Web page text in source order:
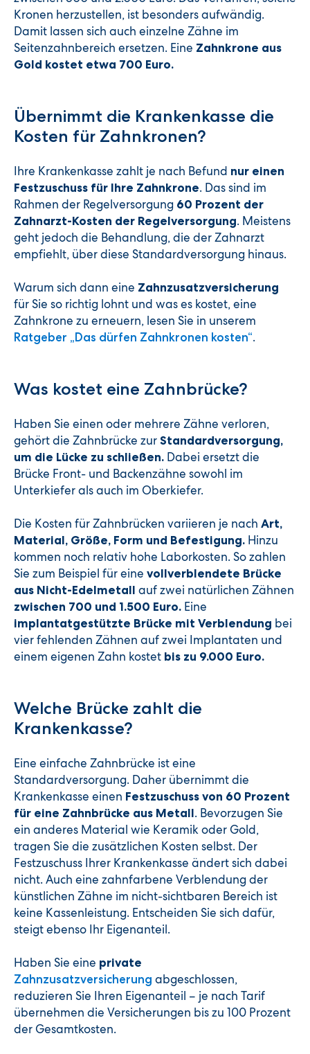
Kronen herzustellen, ist besonders aufwändig.
Damit lassen sich auch einzelne Zähne im
Seitenzahnbereich ersetzen. Eine Zahnkrone aus
Gold kostet etwa 700 Euro.
Übernimmt die Krankenkasse die
Kosten für Zahnkronen?
Ihre Krankenkasse zahlt je nach Befund nur einen
Festzuschuss für Ihre Zahnkrone. Das sind im
Rahmen der Regelversorgung 60 Prozent der
Zahnarzt-Kosten der Regelversorgung. Meistens
geht jedoch die Behandlung, die der Zahnarzt
empfiehlt, über diese Standardversorgung hinaus.
Warum sich dann eine Zahnzusatzversicherung
für Sie so richtig lohnt und was es kostet, eine
Zahnkrone zu erneuern, lesen Sie in unserem
Ratgeber „Das dürfen Zahnkronen kosten“.
Was kostet eine Zahnbrücke?
Haben Sie einen oder mehrere Zähne verloren,
gehört die Zahnbrücke zur Standardversorgung,
um die Lücke zu schließen. Dabei ersetzt die
Brücke Front- und Backenzähne sowohl im
Unterkiefer als auch im Oberkiefer.
Die Kosten für Zahnbrücken variieren je nach Art,
Material, Größe, Form und Befestigung. Hinzu
kommen noch relativ hohe Laborkosten. So zahlen
Sie zum Beispiel für eine vollverblendete Brücke
aus Nicht-Edelmetall auf zwei natürlichen Zähnen
zwischen 700 und 1.500 Euro. Eine
implantatgestützte Brücke mit Verblendung bei
vier fehlenden Zähnen auf zwei Implantaten und
einem eigenen Zahn kostet bis zu 9.000 Euro.
Welche Brücke zahlt die
Krankenkasse?
Eine einfache Zahnbrücke ist eine
Standardversorgung. Daher übernimmt die
Krankenkasse einen Festzuschuss von 60 Prozent
für eine Zahnbrücke aus Metall. Bevorzugen Sie
ein anderes Material wie Keramik oder Gold,
tragen Sie die zusätzlichen Kosten selbst. Der
Festzuschuss Ihrer Krankenkasse ändert sich dabei
nicht. Auch eine zahnfarbene Verblendung der
künstlichen Zähne im nicht-sichtbaren Bereich ist
keine Kassenleistung. Entscheiden Sie sich dafür,
steigt ebenso Ihr Eigenanteil.
Haben Sie eine private
Zahnzusatzversicherung abgeschlossen,
reduzieren Sie Ihren Eigenanteil – je nach Tarif
übernehmen die Versicherungen bis zu 100 Prozent
der Gesamtkosten.